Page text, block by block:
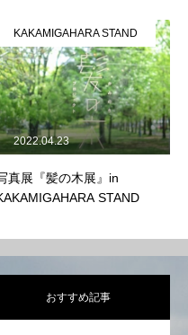
KAKAMIGAHARA STAND
真展『髪の木展』in
STAND
2022.04.23
おすすめ記事